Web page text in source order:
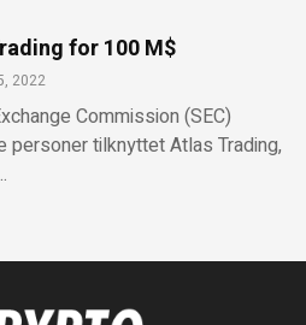
for 100 M$
2022
Commission (SEC)
personer tilknyttet Atlas Trading,